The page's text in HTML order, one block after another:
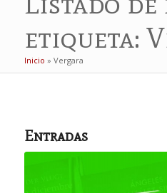
etiqueta:
Inicio » Vergara
Entradas